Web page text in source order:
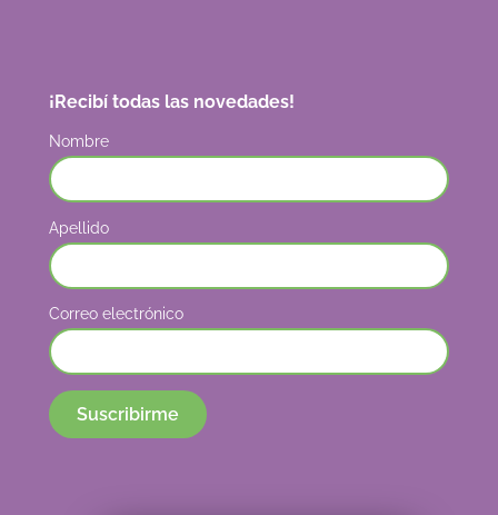
¡Recibí todas las novedades!
Nombre
Apellido
Correo electrónico